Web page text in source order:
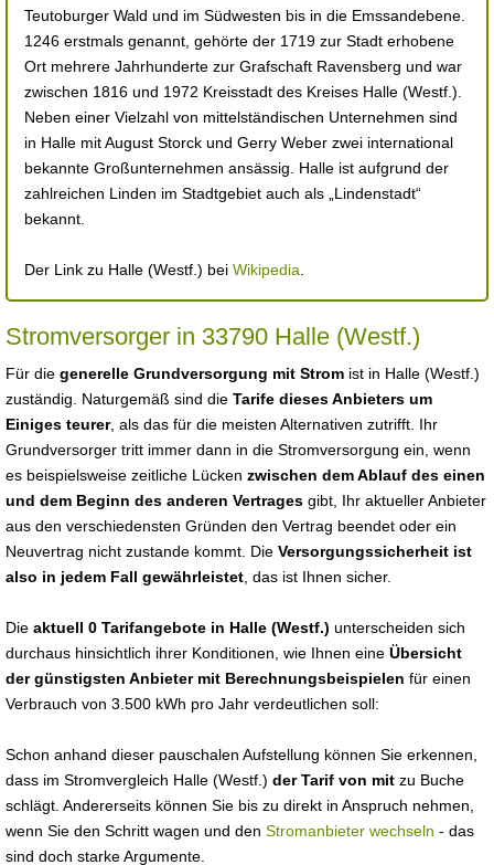
Teutoburger Wald und im Südwesten bis in die Emssandebene.
1246 erstmals genannt, gehörte der 1719 zur Stadt erhobene
Ort mehrere Jahrhunderte zur Grafschaft Ravensberg und war
zwischen 1816 und 1972 Kreisstadt des Kreises Halle (Westf.).
Neben einer Vielzahl von mittelständischen Unternehmen sind
in Halle mit August Storck und Gerry Weber zwei international
bekannte Großunternehmen ansässig. Halle ist aufgrund der
zahlreichen Linden im Stadtgebiet auch als „Lindenstadt“
bekannt.
Der Link zu Halle (Westf.) bei Wikipedia
Stromversorger in 33790 Halle (Westf.)
Für die generelle Grundversorgung mit Strom ist in Halle (Westf.)
zuständig. Naturgemäß sind die Tarife dieses Anbieters um
Einiges teurer, als das für die meisten Alternativen zutrifft. Ihr
Grundversorger tritt immer dann in die Stromversorgung ein, wenn
es beispielsweise zeitliche Lücken zwischen dem Ablauf des einen
und dem Beginn des anderen Vertrages gibt, Ihr aktueller Anbieter
aus den verschiedensten Gründen den Vertrag beendet oder ein
Neuvertrag nicht zustande kommt. Die Versorgungssicherheit ist
also in jedem Fall gewährleistet , das ist Ihnen sicher.
Die aktuell 0 Tarifangebote in Halle (Westf.) unterscheiden sich
durchaus hinsichtlich ihrer Konditionen, wie Ihnen eine Übersicht
der günstigsten Anbieter mit Berechnungsbeispielen für einen
Verbrauch von 3.500 kWh pro Jahr verdeutlichen soll:
Schon anhand dieser pauschalen Aufstellung können Sie erkennen,
dass im Stromvergleich Halle (Westf.) der Tarif von mit zu Buche
schlägt. Andererseits können Sie bis zu direkt in Anspruch nehmen,
wenn Sie den Schritt wagen und den Stromanbieter wechseln - das
sind doch starke Argumente.